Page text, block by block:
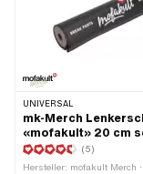
UNIVERSAL
mk-Merch
«mofakult» 20 cm
(5)
Hersteller: mofakult Merch